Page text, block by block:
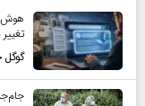
هوش